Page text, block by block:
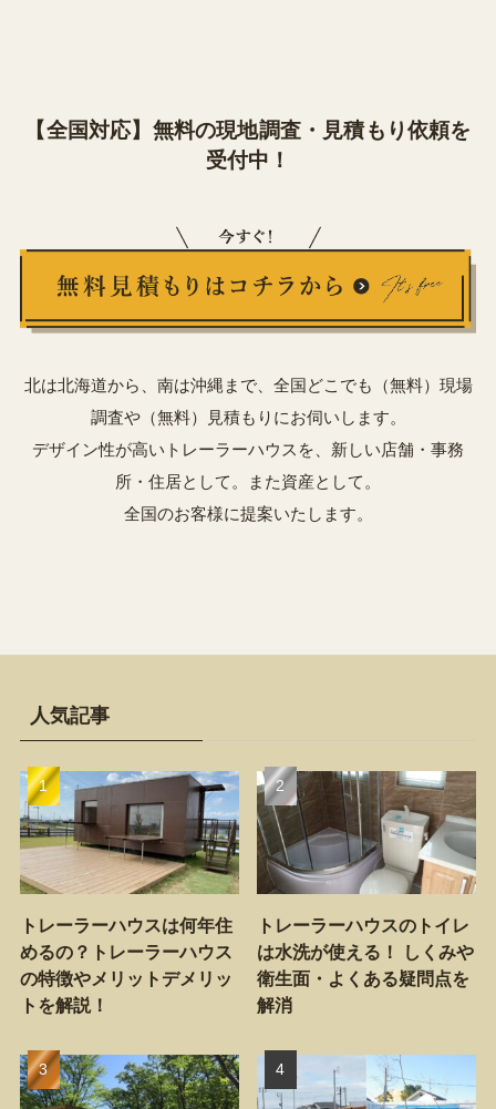
【全国対応】無料の現地調査・見積もり依頼を
受付中！
北は北海道から、南は沖縄まで、全国どこでも（無料）現場
調査や（無料）見積もりにお伺いします。
デザイン性が高いトレーラーハウスを、新しい店舗・事務
所・住居として。また資産として。
全国のお客様に提案いたします。
人気記事
トレーラーハウスは何年住
めるの？トレーラーハウス
の特徴やメリットデメリッ
トを解説！
トレーラーハウスのトイレ
は水洗が使える！ しくみや
衛生面・よくある疑問点を
解消